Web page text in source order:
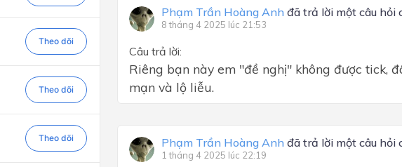
Theo dõi
Theo dõi
Theo dõi
Phạm Trần Hoàng Anh đã trả lời một câu hỏi
8 tháng 4 2025 lúc 21:53
Câu trả lời:
Riêng bạn này em "đề nghị" không được tick,
mạn và lộ liễu.
Phạm Trần Hoàng Anh đã trả lời một câu hỏi
1 tháng 4 2025 lúc 22:19